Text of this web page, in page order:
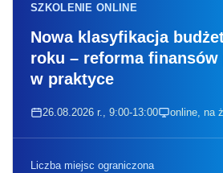
SZKOLENIE ONLINE
Nowa klasyfikacja
roku – reforma
w praktyce
26.08.2026 r., 9:00-13:00 online, na
Liczba miejsc ograniczona